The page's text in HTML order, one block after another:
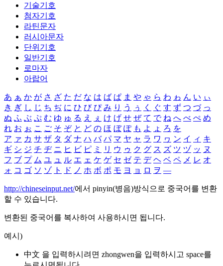
기술기호
첨자기호
라틴문자
러시아문자
단위기호
일반기호
로마자
아랍어
あ ぁ か が さ ざ た だ な は ば ぱ ま や ゃ ら わ ゎ ん い ぃ
き ぎ し じ ち ぢ に ひ び ぴ み り う ぅ く ぐ す ず つ づ っ
ぬ ふ ぶ ぷ む ゆ ゅ る え ぇ け げ せ ぜ て で ね へ べ ぺ め
れ お ぉ こ ご そ ぞ と ど の ほ ぼ ぽ も よ ょ ろ を
ア ァ カ サ ザ タ ダ ナ ハ バ パ マ ヤ ャ ラ ワ ヮ ン イ ィ キ
ギ シ ジ チ ヂ ニ ヒ ビ ピ ミ リ ウ ゥ ク グ ス ズ ツ ヅ ッ ヌ
フ ブ プ ム ユ ュ ル エ ェ ケ ゲ セ ゼ テ デ ヘ ベ ペ メ レ オ
ォ コ ゴ ソ ゾ ト ド ノ ホ ボ ポ モ ヨ ョ ロ ヲ ―
http://chineseinput.net/에서 pinyin(병음)방식으로 중국어를 변환
할 수 있습니다.
변환된 중국어를 복사하여 사용하시면 됩니다.
예시)
中文 을 입력하시려면 zhongwen을 입력하시고 space를